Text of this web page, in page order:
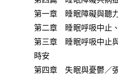
第一章 睡眠障礙與聽
第二章 睡眠呼吸中止
第三章 睡眠呼吸中止
時安
第四章 失眠與憂鬱／